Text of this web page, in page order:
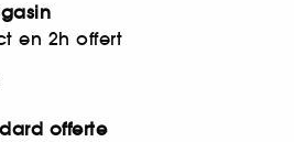
en 2h offert
offerte